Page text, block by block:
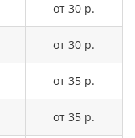
от 30 р.
от 30 р.
от 35 р.
от 35 р.